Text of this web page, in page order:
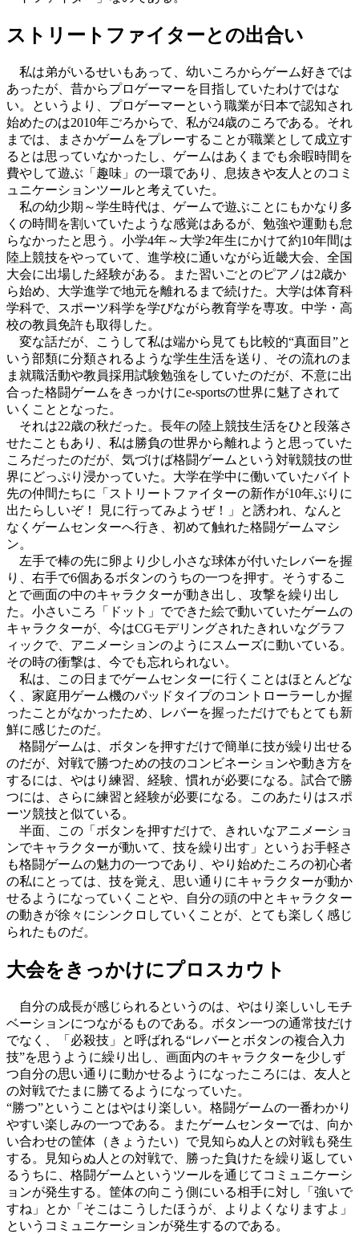
ストリートファイターとの出合い
私は弟がいるせいもあって、幼いころからゲーム好きでは
あったが、昔からプロゲーマーを目指していたわけではな
い。というより、プロゲーマーという職業が日本で認知され
始めたのは2010年ごろからで、私が24歳のころである。それ
までは、まさかゲームをプレーすることが職業として成立す
るとは思っていなかったし、ゲームはあくまでも余暇時間を
費やして遊ぶ「趣味」の一環であり、息抜きや友人とのコミ
ュニケーションツールと考えていた。
私の幼少期～学生時代は、ゲームで遊ぶことにもかなり多
くの時間を割いていたような感覚はあるが、勉強や運動も怠
らなかったと思う。小学4年～大学2年生にかけて約10年間は
陸上競技をやっていて、進学校に通いながら近畿大会、全国
大会に出場した経験がある。また習いごとのピアノは2歳か
ら始め、大学進学で地元を離れるまで続けた。大学は体育科
学科で、スポーツ科学を学びながら教育学を専攻。中学・高
校の教員免許も取得した。
変な話だが、こうして私は端から見ても比較的“真面目”と
いう部類に分類されるような学生生活を送り、その流れのま
ま就職活動や教員採用試験勉強をしていたのだが、不意に出
合った格闘ゲームをきっかけにe-sportsの世界に魅了されて
いくこととなった。
それは22歳の秋だった。長年の陸上競技生活をひと段落さ
せたこともあり、私は勝負の世界から離れようと思っていた
ころだったのだが、気づけば格闘ゲームという対戦競技の世
界にどっぷり浸かっていた。大学在学中に働いていたバイト
先の仲間たちに「ストリートファイターの新作が10年ぶりに
出たらしいぞ！ 見に行ってみようぜ！」と誘われ、なんと
なくゲームセンターへ行き、初めて触れた格闘ゲームマシ
ン。
左手で棒の先に卵より少し小さな球体が付いたレバーを握
り、右手で6個あるボタンのうちの一つを押す。そうするこ
とで画面の中のキャラクターが動き出し、攻撃を繰り出し
た。小さいころ「ドット」でできた絵で動いていたゲームの
キャラクターが、今はCGモデリングされたきれいなグラフ
ィックで、アニメーションのようにスムーズに動いている。
その時の衝撃は、今でも忘れられない。
私は、この日までゲームセンターに行くことはほとんどな
く、家庭用ゲーム機のパッドタイプのコントローラーしか握
ったことがなかったため、レバーを握っただけでもとても新
鮮に感じたのだ。
格闘ゲームは、ボタンを押すだけで簡単に技が繰り出せる
のだが、対戦で勝つための技のコンビネーションや動き方を
するには、やはり練習、経験、慣れが必要になる。試合で勝
つには、さらに練習と経験が必要になる。このあたりはスポ
ーツ競技と似ている。
半面、この「ボタンを押すだけで、きれいなアニメーショ
ンでキャラクターが動いて、技を繰り出す」というお手軽さ
も格闘ゲームの魅力の一つであり、やり始めたころの初心者
の私にとっては、技を覚え、思い通りにキャラクターが動か
せるようになっていくことや、自分の頭の中とキャラクター
の動きが徐々にシンクロしていくことが、とても楽しく感じ
られたものだ。
大会をきっかけにプロスカウト
自分の成長が感じられるというのは、やはり楽しいしモチ
ベーションにつながるものである。ボタン一つの通常技だけ
でなく、「必殺技」と呼ばれる“レバーとボタンの複合入力
技”を思うように繰り出し、画面内のキャラクターを少しず
つ自分の思い通りに動かせるようになったころには、友人と
の対戦でたまに勝てるようになっていた。
“勝つ”ということはやはり楽しい。格闘ゲームの一番わかり
やすい楽しみの一つである。またゲームセンターでは、向か
い合わせの筐体（きょうたい）で見知らぬ人との対戦も発生
する。見知らぬ人との対戦で、勝った負けたを繰り返してい
るうちに、格闘ゲームというツールを通じてコミュニケーシ
ョンが発生する。筐体の向こう側にいる相手に対し「強いで
すね」とか「そこはこうしたほうが、よりよくなりますよ」
というコミュニケーションが発生するのである。